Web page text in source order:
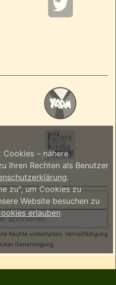
abonieren
Rechte vorbehalten. Vervielfältigung
Genehmigung
– nähere
Ihren Rechten als Benutzer
.
zu", um Cookies zu
Website besuchen zu
erlauben